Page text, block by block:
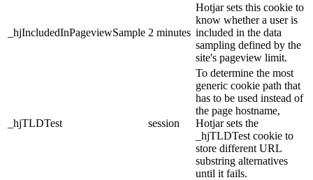
_hjIncludedInPageviewSample 2 minutes
Hotjar sets this cookie to
know whether a user is
included in the data
sampling defined by the
site's pageview limit.
_hjTLDTest session
To determine the most
generic cookie path that
has to be used instead of
the page hostname,
Hotjar sets the
_hjTLDTest cookie to
store different URL
substring alternatives
until it fails.